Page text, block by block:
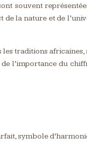
souvent
la nature et de
traditions
l’importance du
symbole